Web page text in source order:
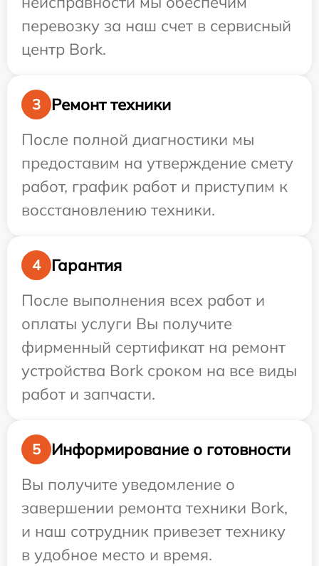
перевозку за наш счет в сервисный
центр Bork.
3
Ремонт техники
После полной диагностики мы
предоставим на утверждение смету
работ, график работ и приступим к
восстановлению техники.
4
Гарантия
После выполнения всех работ и
оплаты услуги Вы получите
фирменный сертификат на ремонт
устройства Bork сроком на все виды
работ и запчасти.
5
Информирование о готовности
Вы получите уведомление о
завершении ремонта техники Bork,
и наш сотрудник привезет технику
в удобное место и время.